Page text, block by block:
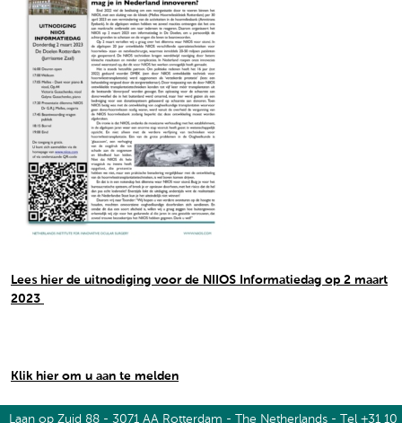
Lees hier de uitnodiging voor de NIIOS Informatiedag op 2 maart
2023
Klik hier om u aan te melden
Laan op Zuid 88 - 3071 AA Rotterdam - The Netherlands - Tel +31 10